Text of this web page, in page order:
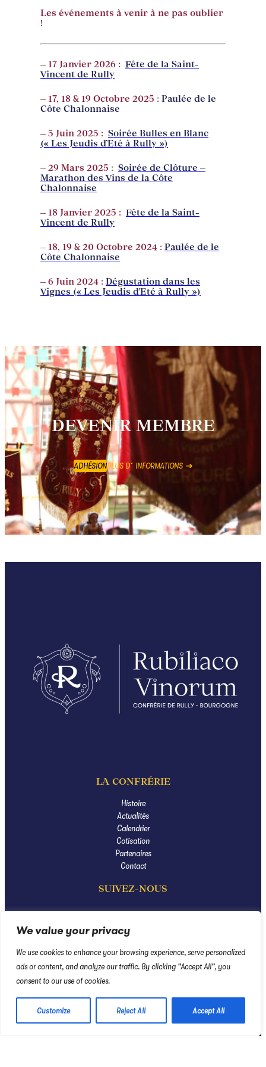
We value your privacy
We use cookies to enhance your browsing experience, serve personalized
ads or content, and analyze our traffic. By clicking "Accept All", you
consent to our use of cookies.
Customize Reject All Accept All
Les événements à venir à ne pas oublier
!
– 17 Janvier 2026 : Fête de la Saint-
Vincent de Rully
– 17, 18 & 19 Octobre 2025 : Paulée de le
Côte Chalonnaise
– 5 Juin 2025 : Soirée Bulles en Blanc
(« Les Jeudis d’Eté à Rully »)
– 29 Mars 2025 : Soirée de Clôture –
Marathon des Vins de la Côte
Chalonnaise
– 18 Janvier 2025 : Fête de la Saint-
Vincent de Rully
– 18, 19 & 20 Octobre 2024 : Paulée de le
Côte Chalonnaise
– 6 Juin 2024 : Dégustation dans les
Vignes (« Les Jeudis d’Eté à Rully »)
DEVENIR MEMBRE
ADHÉSIONPLUS D´INFORMATIONS
LA CONFRÉRIE
Histoire
Actualités
Calendrier
Cotisation
Partenaires
Contact
SUIVEZ-NOUS